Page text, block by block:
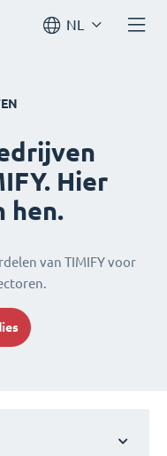
NL
Hier
hen.
van TIMIFY voor